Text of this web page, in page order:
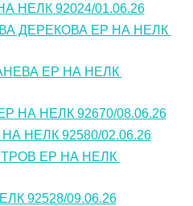
НЕЛК 92024/01.06.26
ДЕРЕКОВА ЕР НА НЕЛК
ЕР НА НЕЛК
НА НЕЛК 92670/08.06.26
НЕЛК 92580/02.06.26
ЕР НА НЕЛК
92528/09.06.26